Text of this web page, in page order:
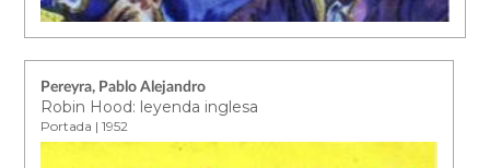
Pereyra, Pablo Alejandro
Robin Hood: leyenda inglesa
Portada | 1952